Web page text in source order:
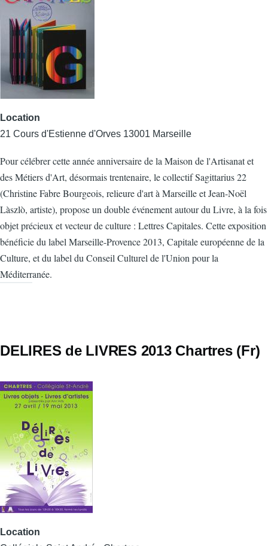
Location
21 Cours d'Estienne d'Orves 13001 Marseille
Pour célébrer cette année anniversaire de la Maison de l'Artisanat et
des Métiers d'Art, désormais trentenaire, le collectif Sagittarius 22
(Christine Fabre Bourgeois, relieure d'art à Marseille et Jean-Noël
Làszlò, artiste), propose un double événement autour du Livre, à la fois
objet précieux et vecteur de culture : Lettres Capitales. Cette exposition
bénéficie du label Marseille-Provence 2013, Capitale européenne de la
Culture, et du label du Conseil Culturel de l'Union pour la
Méditerranée.
DELIRES de LIVRES 2013 Chartres (Fr)
Location